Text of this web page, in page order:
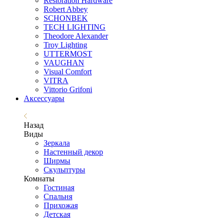
Robert Abbey
SCHONBEK
TECH LIGHTING
Theodore Alexander
Troy Lighting
UTTERMOST
VAUGHAN
Visual Comfort
VITRA
Vittorio Grifoni
Аксессуары
Назад
Виды
Зеркала
Настенный декор
Ширмы
Скульптуры
Комнаты
Гостиная
Спальня
Прихожая
Детская